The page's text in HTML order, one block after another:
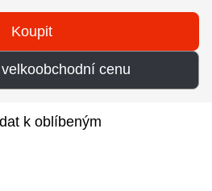
Koupit
cenu
k oblíbeným